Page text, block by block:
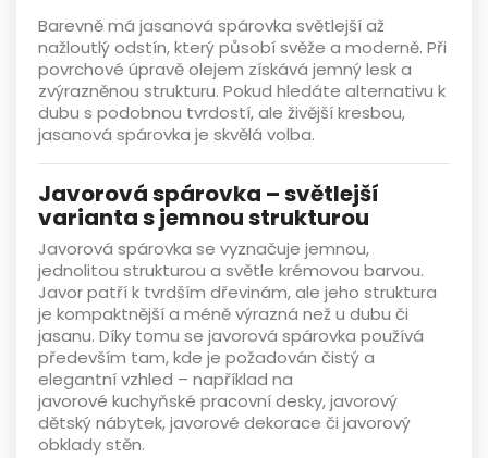
Barevně má jasanová spárovka světlejší až
nažloutlý odstín, který působí svěže a moderně. Při
povrchové úpravě olejem získává jemný lesk a
zvýrazněnou strukturu. Pokud hledáte alternativu k
dubu s podobnou tvrdostí, ale živější kresbou,
jasanová spárovka je skvělá volba.
Javorová spárovka – světlejší
varianta s jemnou strukturou
Javorová spárovka se vyznačuje jemnou,
jednolitou strukturou a světle krémovou barvou.
Javor patří k tvrdším dřevinám, ale jeho struktura
je kompaktnější a méně výrazná než u dubu či
jasanu. Díky tomu se javorová spárovka používá
především tam, kde je požadován čistý a
elegantní vzhled – například na
javorové kuchyňské pracovní desky, javorový
dětský nábytek, javorové dekorace či javorový
obklady stěn.